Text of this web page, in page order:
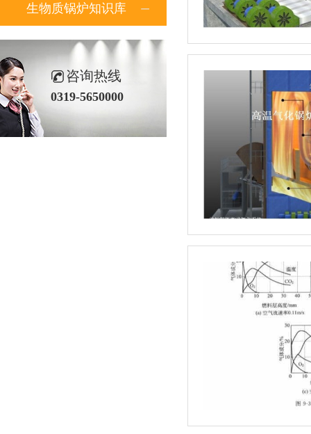
生物质锅炉知识库
咨询热线
0319-5650000